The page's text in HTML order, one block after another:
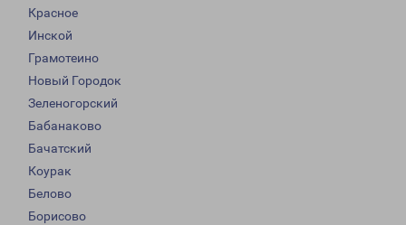
Красное
Инской
Грамотеино
Новый Городок
Зеленогорский
Бабанаково
Бачатский
Коурак
Белово
Борисово